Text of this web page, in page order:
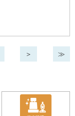
＞ ≫